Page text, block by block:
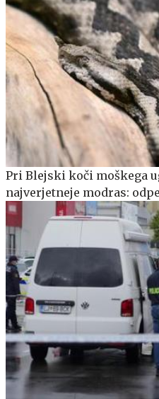
Pri Blejski koči moškega
najverjetneje modras: